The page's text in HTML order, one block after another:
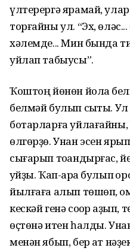
үлтерергә ярамай, улар
торғайны ул. “Эх,
хәлемде... Мин бында
уйлап табыусы”.
Ҡоштоң йөнөн йолҡа
белмәй булып сыҡты.
ботарларға
өлгөрҙө. Унан эсен
сығарып тоҡандырғас,
ҡуйҙы. Ҡап-ҡара булып
йылғаға алып төшөп,
кескәй генә соҡор
өҫтөнә итен һалды.
менән ябып, бер ҡат